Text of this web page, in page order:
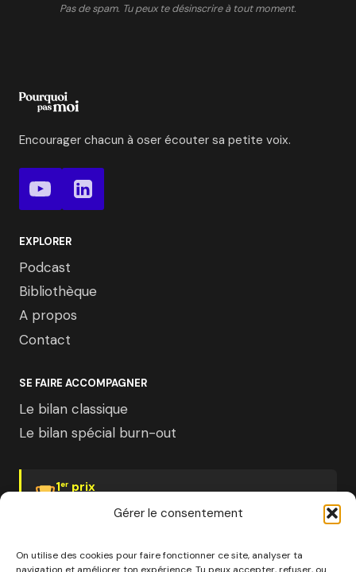
Gérer le consentement
On utilise des cookies pour faire fonctionner ce site, analyser ta
Pas de spam. Tu peux te désinscrire à tout moment.
Encourager chacun à oser écouter sa petite voix.
EXPLORER
Podcast
Bibliothèque
A propos
Contact
SE FAIRE ACCOMPAGNER
Le bilan classique
Le bilan spécial burn-out
1er prix